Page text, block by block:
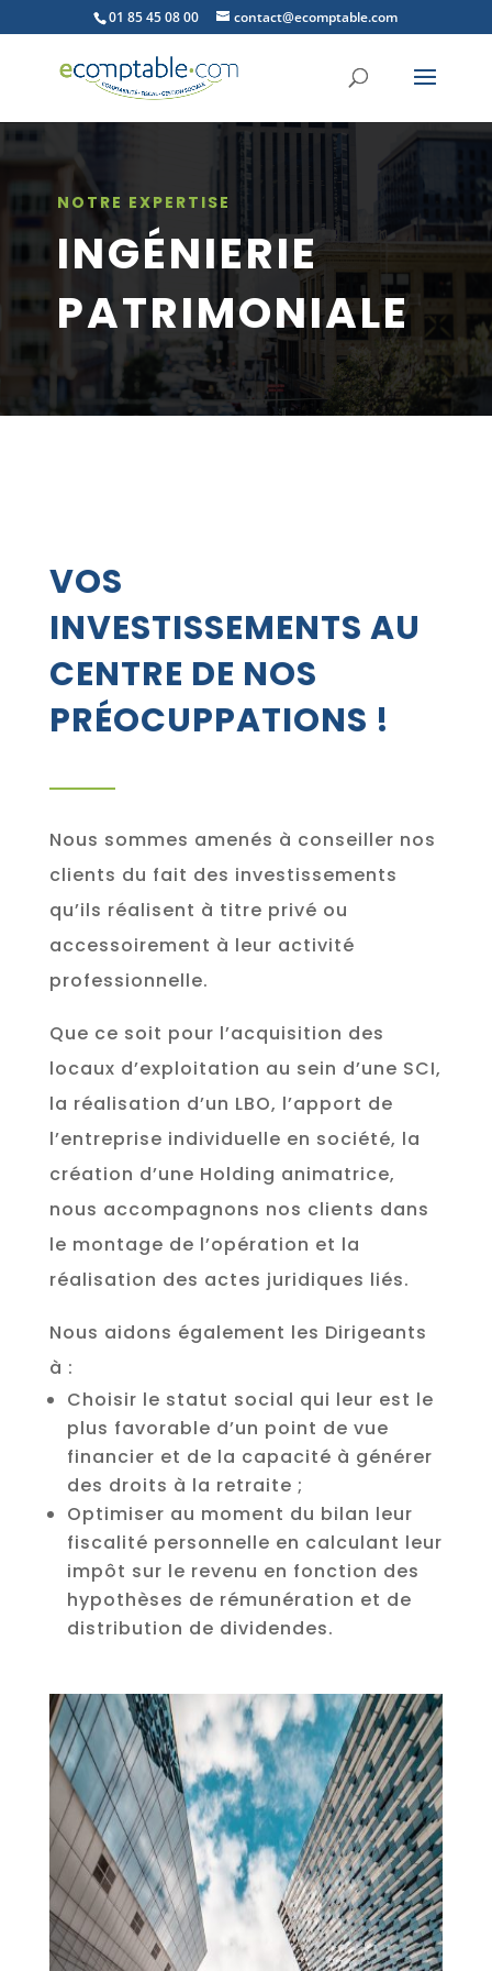
01 85 45 08 00 contact@ecomptable.com
NOTRE EXPERTISE
INGÉNIERIE
PATRIMONIALE
VOS
INVESTISSEMENTS AU
CENTRE DE NOS
PRÉOCUPPATIONS !
Nous sommes amenés à conseiller nos
clients du fait des investissements
qu’ils réalisent à titre privé ou
accessoirement à leur activité
professionnelle.
Que ce soit pour l’acquisition des
locaux d’exploitation au sein d’une SCI,
la réalisation d’un LBO, l’apport de
l’entreprise individuelle en société, la
création d’une Holding animatrice,
nous accompagnons nos clients dans
le montage de l’opération et la
réalisation des actes juridiques liés.
Nous aidons également les Dirigeants
à :
Choisir le statut social qui leur est le
plus favorable d’un point de vue
financier et de la capacité à générer
des droits à la retraite ;
Optimiser au moment du bilan leur
fiscalité personnelle en calculant leur
impôt sur le revenu en fonction des
hypothèses de rémunération et de
distribution de dividendes.